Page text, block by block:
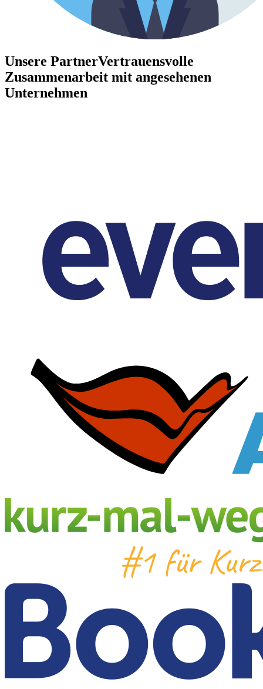
Unsere PartnerVertrauensvolle
Zusammenarbeit mit angesehenen
Unternehmen